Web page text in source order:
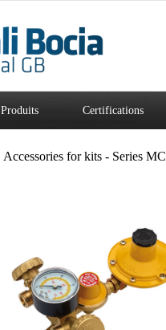
Produits Certifications
Accessories for kits - Series